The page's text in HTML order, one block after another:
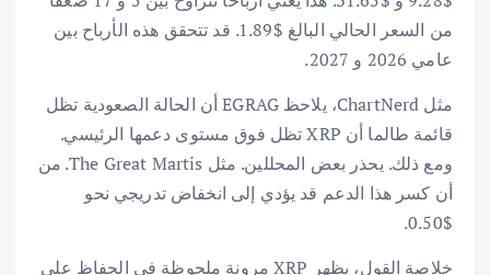
من السعر الحالي البالغ $1.89. قد تتحقق هذه الأرباح بين
عامي 2026 و 2027.
مثل ChartNerd، يلاحظ EGRAG أن الحالة الصعودية تظل
قائمة طالما أن XRP تظل فوق مستوى دعمها الرئيسي.
ومع ذلك. يحذر بعض المحللين. مثل The Great Martis. من
أن كسر هذا الدعم قد يؤدي إلى انخفاض تدريجي نحو
$0.50.
خلاصة القول، يظهر XRP مرونة ملحوظة في الحفاظ على